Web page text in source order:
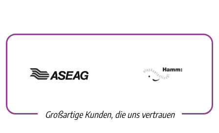
Großartige Kunden, die uns vertrauen